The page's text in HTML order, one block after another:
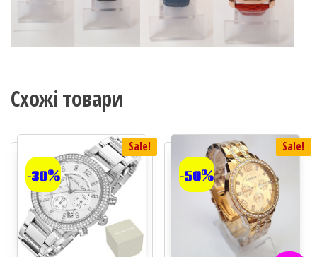
Схожі товари
Sale!
-30%
Sale!
-50%